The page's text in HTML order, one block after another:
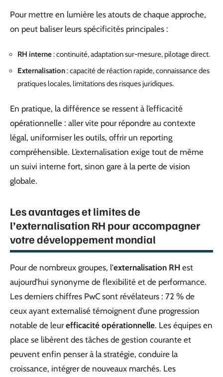
Pour mettre en lumière les atouts de chaque approche,
on peut baliser leurs spécificités principales :
RH interne: continuité, adaptation sur-mesure, pilotage direct.
Externalisation: capacité de réaction rapide, connaissance des
pratiques locales, limitations des risques juridiques.
En pratique, la différence se ressent à l’efficacité
opérationnelle : aller vite pour répondre au contexte
légal, uniformiser les outils, offrir un reporting
compréhensible. L’externalisation exige tout de même
un suivi interne fort, sinon gare à la perte de vision
globale.
Les avantages et limites de
l’externalisation RH pour accompagner
votre développement mondial
Pour de nombreux groupes, l’externalisation RH est
aujourd’hui synonyme de flexibilité et de performance.
Les derniers chiffres PwC sont révélateurs : 72 % de
ceux ayant externalisé témoignent d’une progression
notable de leurefficacité opérationnelle. Les équipes en
place se libèrent des tâches de gestion courante et
peuvent enfin penser à la stratégie, conduire la
croissance, intégrer de nouveaux marchés. Les